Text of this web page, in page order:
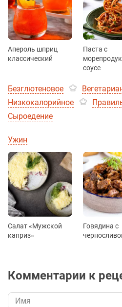
Апероль шприц
классический
Паста с
соусе
Безглютеновое
Низкокалорийное
Сыроедение
Ужин
Салат «Мужской
каприз»
Говядина с
Комментарии к